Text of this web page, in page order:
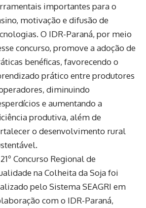
importantes para o
motivação e difusão de
O IDR-Paraná, por meio
concurso, promove a adoção de
benéficas, favorecendo o
prático entre produtores
diminuindo
e aumentando a
produtiva, além de
o desenvolvimento rural
Concurso Regional de
na Colheita da Soja foi
pelo Sistema SEAGRI em
com o IDR-Paraná,